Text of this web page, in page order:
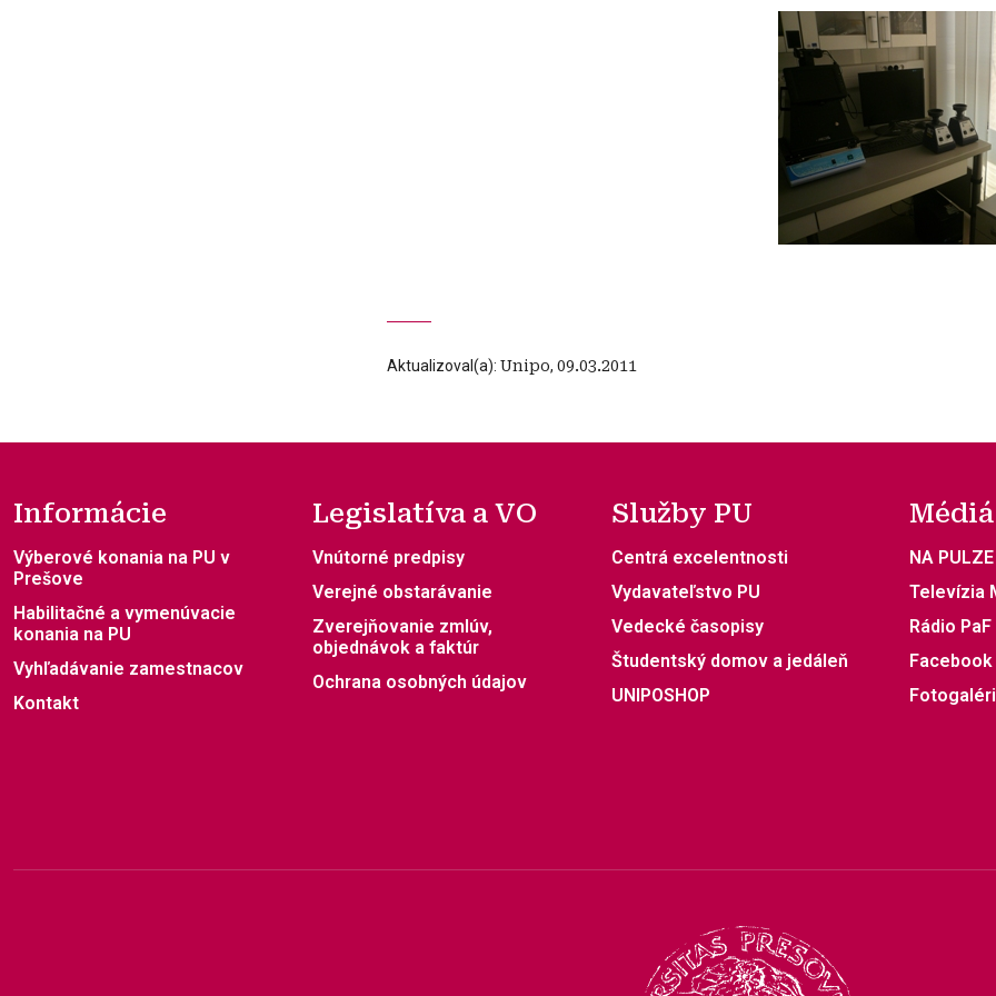
Aktualizoval(a): Unipo, 09.03.2011
Informácie
Výberové konania na PU v
Prešove
Habilitačné a vymenúvacie
konania na PU
Vyhľadávanie zamestnacov
Kontakt
Legislatíva a VO
Vnútorné predpisy
Verejné obstarávanie
Zverejňovanie zmlúv,
objednávok a faktúr
Ochrana osobných údajov
Služby PU
Centrá excelentnosti
Vydavateľstvo PU
Vedecké časopisy
Študentský domov a jedáleň
UNIPOSHOP
Médiá
NA PULZE
Televízia
Rádio PaF
Facebook